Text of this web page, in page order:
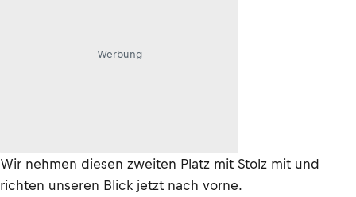
Werbung
Wir nehmen diesen zweiten Platz mit Stolz mit und
richten unseren Blick jetzt nach vorne.